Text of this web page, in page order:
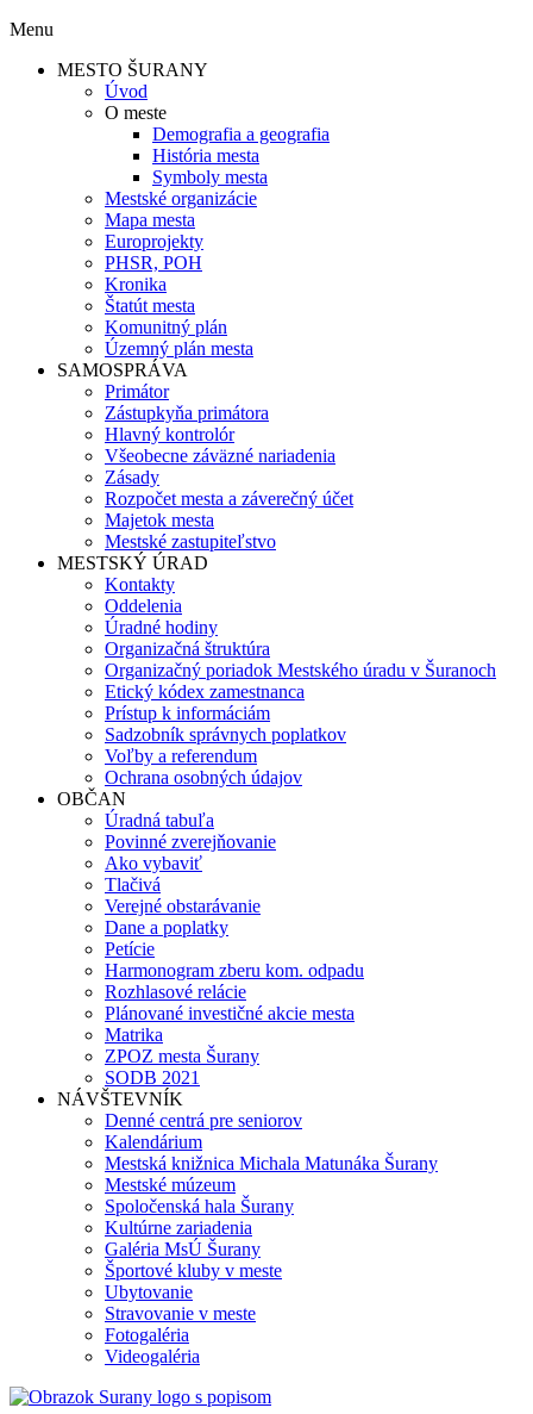
Menu
MESTO ŠURANY
Úvod
O meste
Demografia a geografia
História mesta
Symboly mesta
Mestské organizácie
Mapa mesta
Europrojekty
PHSR, POH
Kronika
Štatút mesta
Komunitný plán
Územný plán mesta
SAMOSPRÁVA
Primátor
Zástupkyňa primátora
Hlavný kontrolór
Všeobecne záväzné nariadenia
Zásady
Rozpočet mesta a záverečný účet
Majetok mesta
Mestské zastupiteľstvo
MESTSKÝ ÚRAD
Kontakty
Oddelenia
Úradné hodiny
Organizačná štruktúra
Organizačný poriadok Mestského úradu v Šuranoch
Etický kódex zamestnanca
Prístup k informáciám
Sadzobník správnych poplatkov
Voľby a referendum
Ochrana osobných údajov
OBČAN
Úradná tabuľa
Povinné zverejňovanie
Ako vybaviť
Tlačivá
Verejné obstarávanie
Dane a poplatky
Petície
Harmonogram zberu kom. odpadu
Rozhlasové relácie
Plánované investičné akcie mesta
Matrika
ZPOZ mesta Šurany
SODB 2021
NÁVŠTEVNÍK
Denné centrá pre seniorov
Kalendárium
Mestská knižnica Michala Matunáka Šurany
Mestské múzeum
Spoločenská hala Šurany
Kultúrne zariadenia
Galéria MsÚ Šurany
Športové kluby v meste
Ubytovanie
Stravovanie v meste
Fotogaléria
Videogaléria